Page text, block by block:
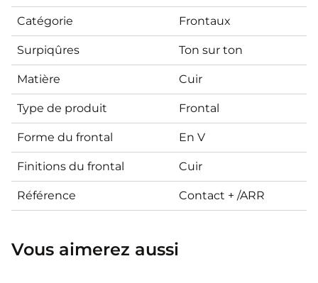
Catégorie Frontaux
Surpiqûres Ton sur ton
Matière Cuir
Type de produit Frontal
Forme du frontal En V
Finitions du frontal Cuir
Référence Contact + /ARR
Vous aimerez aussi